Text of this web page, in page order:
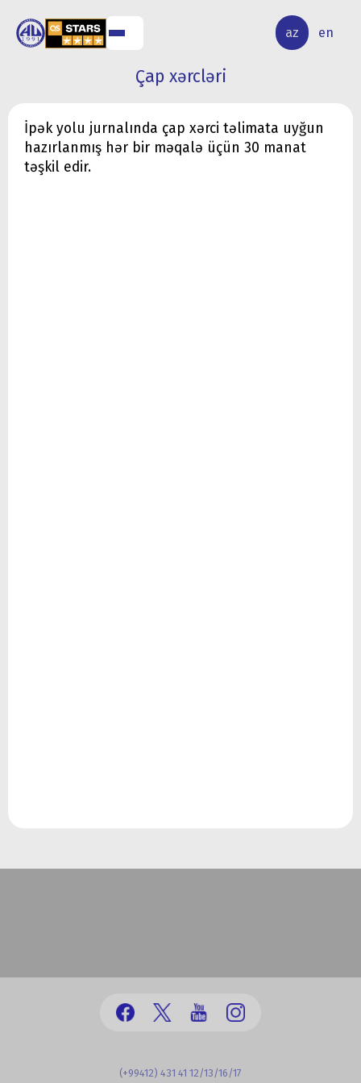
az en
ELMİ
TƏDQİQAT
Çap xərcləri
İpək yolu jurnalında çap xərci təlimata uyğun
hazırlanmış hər bir məqalə üçün 30 manat
təşkil edir.
(+99412) 431 41 12/13/16/17